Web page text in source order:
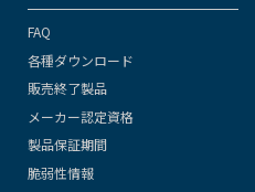
FAQ
各種ダウンロード
販売終了製品
メーカー認定資格
製品保証期間
脆弱性情報